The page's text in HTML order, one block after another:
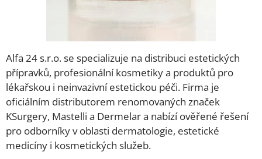
Alfa 24 s.r.o. se specializuje na distribuci estetických
přípravků, profesionální kosmetiky a produktů pro
lékařskou i neinvazivní estetickou péči. Firma je
oficiálním distributorem renomovaných značek
KSurgery, Mastelli a Dermelar a nabízí ověřené řešení
pro odborníky v oblasti dermatologie, estetické
medicíny i kosmetických služeb.